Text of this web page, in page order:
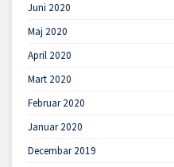
Juni 2020
Maj 2020
April 2020
Mart 2020
Februar 2020
Januar 2020
Decembar 2019